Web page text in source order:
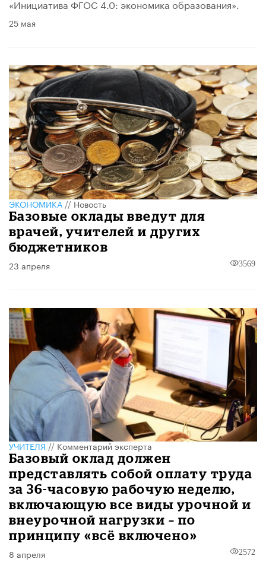
«Инициатива ФГОС 4.0: экономика образования».
25 мая
ЭКОНОМИКА//Новость
Базовые оклады введут для
врачей, учителей и других
бюджетников
23 апреля 3569
УЧИТЕЛЯ//Комментарий эксперта
Базовый оклад должен
представлять собой оплату труда
за 36-часовую рабочую неделю,
включающую все виды урочной и
внеурочной нагрузки – по
принципу «всё включено»
8 апреля 2572